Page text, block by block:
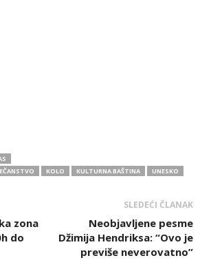
KOLO KULTURNA BAŠTINA UNESKO
zona
do
SLEDEĆI ČLANAK
Neobjavljene pesme
Džimija Hendriksa: “Ovo je
previše neverovatno”